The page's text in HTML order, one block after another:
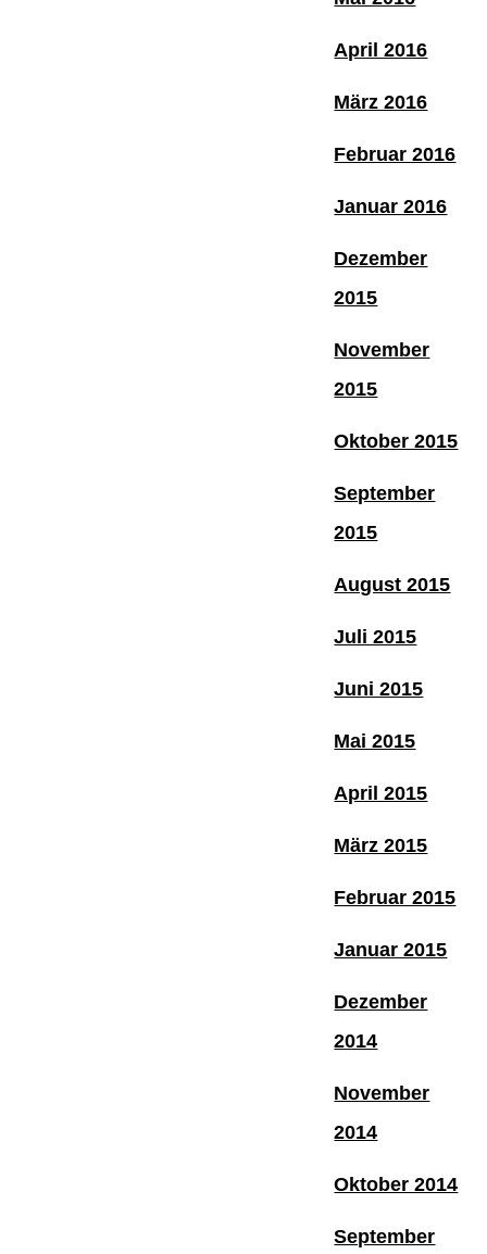
April 2016
März 2016
Februar 2016
Januar 2016
Dezember
2015
November
2015
Oktober 2015
September
2015
August 2015
Juli 2015
Juni 2015
Mai 2015
April 2015
März 2015
Februar 2015
Januar 2015
Dezember
2014
November
2014
Oktober 2014
September